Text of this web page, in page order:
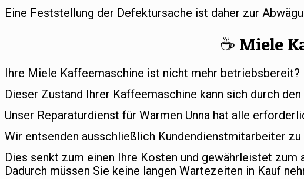
Eine Feststellung der Defektursache ist daher zur
☕️ Miele
Ihre Miele Kaffeemaschine ist nicht mehr betriebsbereit?
Dieser Zustand Ihrer Kaffeemaschine kann sich durch
Unser Reparaturdienst für Warmen Unna hat alle
Wir entsenden ausschließlich Kundendienstmitarbeiter
Dies senkt zum einen Ihre Kosten und gewährleistet zum
Dadurch müssen Sie keine langen Wartezeiten in Kauf